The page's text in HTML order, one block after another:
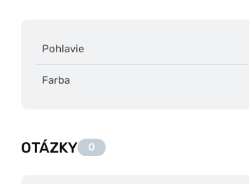
Pohlavie
Farba
OTÁZKY 0